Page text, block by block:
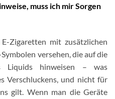
muss ich mir Sorgen
Zigaretten mit zusätzlichen
versehen, die auf die
Liquids hinweisen – was
Verschluckens, und nicht für
gilt. Wenn man die Geräte